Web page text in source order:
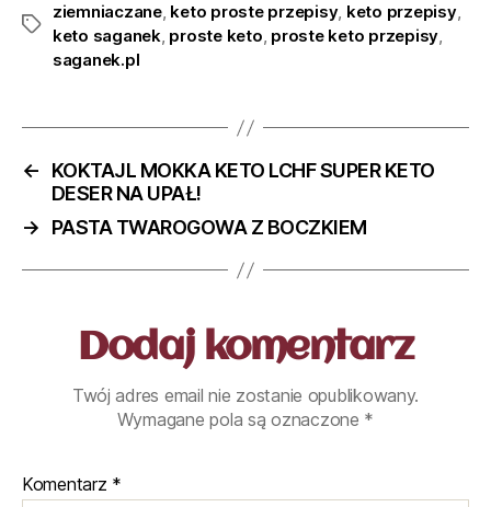
ziemniaczane, keto proste przepisy, keto przepisy,
keto saganek, proste keto, proste keto przepisy,
saganek.pl
←
KOKTAJL MOKKA KETO LCHF SUPER KETO
DESER NA UPAŁ!
→
PASTA TWAROGOWA Z BOCZKIEM
Dodaj komentarz
Twój adres email nie zostanie opublikowany.
Wymagane pola są oznaczone *
Komentarz *